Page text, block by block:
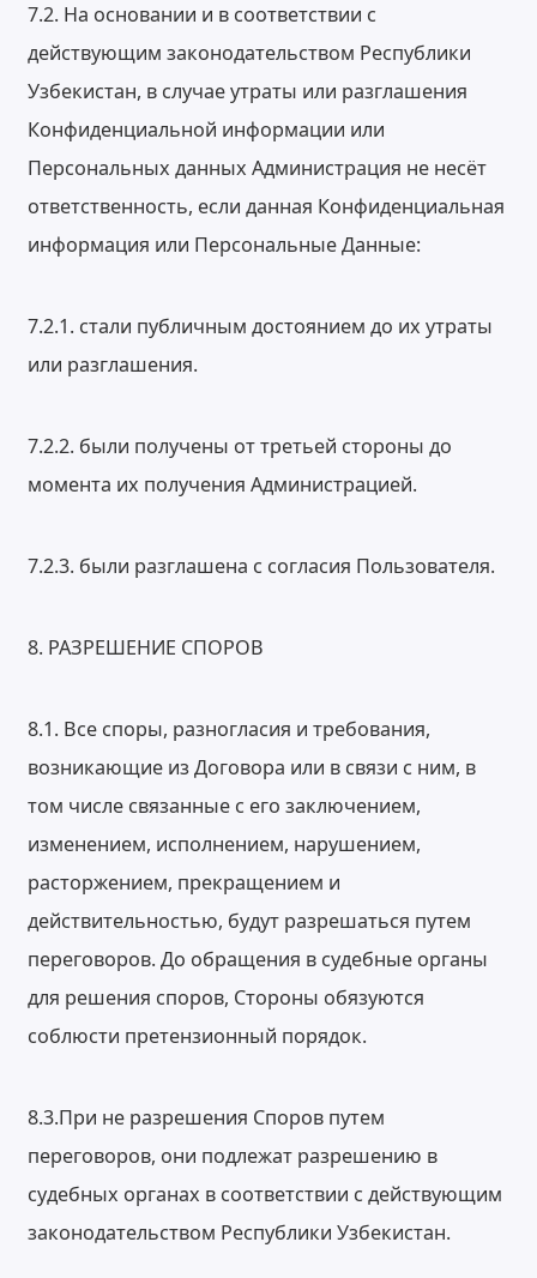
7.2. На основании и в соответствии с
действующим законодательством Республики
Узбекистан, в случае утраты или разглашения
Конфиденциальной информации или
Персональных данных Администрация не несёт
ответственность, если данная Конфиденциальная
информация или Персональные Данные:
7.2.1. стали публичным достоянием до их утраты
или разглашения.
7.2.2. были получены от третьей стороны до
момента их получения Администрацией.
7.2.3. были разглашена с согласия Пользователя.
8. РАЗРЕШЕНИЕ СПОРОВ
8.1. Все споры, разногласия и требования,
возникающие из Договора или в связи с ним, в
том числе связанные с его заключением,
изменением, исполнением, нарушением,
расторжением, прекращением и
действительностью, будут разрешаться путем
переговоров. До обращения в судебные органы
для решения споров, Стороны обязуются
соблюсти претензионный порядок.
8.3.При не разрешения Споров путем
переговоров, они подлежат разрешению в
судебных органах в соответствии с действующим
законодательством Республики Узбекистан.